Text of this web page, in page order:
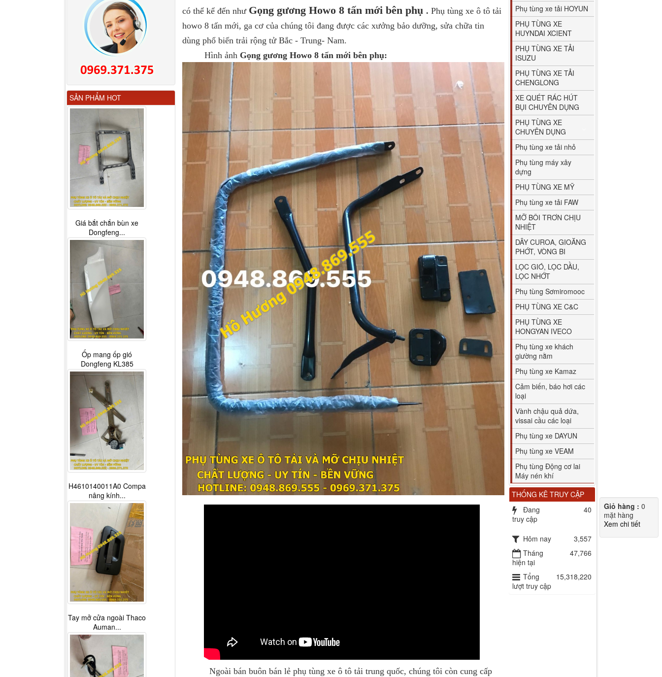
có thể kể đến như Gọng gương Howo 8 tấn mới bên phụ . Phụ tùng xe ô tô tải
howo 8 tấn mới, ga cơ của chúng tôi đang được các xưởng bảo dưỡng, sửa chữa tin
dùng phổ biến trải rộng tử Bắc - Trung- Nam.
Hình ảnh Gọng gương Howo 8 tấn mới bên phụ:
Ngoài bán buôn bán lẻ phụ tùng xe ô tô tải trung quốc, chúng tôi còn cung cấp
Phụ tùng xe tải HOYUN
PHỤ TÙNG XE
HUYNDAI XCIENT
PHỤ TÙNG XE TẢI
ISUZU
PHỤ TÙNG XE TẢI
CHENGLONG
XE QUÉT RÁC HÚT
BỤI CHUYÊN DỤNG
PHỤ TÙNG XE
CHUYÊN DỤNG
Phụ tùng xe tải nhỏ
Phụ tùng máy xây
dựng
PHỤ TÙNG XE MỸ
Phụ tùng xe tải FAW
MỠ BÔI TRƠN CHỊU
NHIỆT
DÂY CUROA, GIOĂNG
PHỚT, VÒNG BI
LỌC GIÓ, LỌC DẦU,
LỌC NHỚT
Phụ tùng Sơmiromooc
PHỤ TÙNG XE C&C
PHỤ TÙNG XE
HONGYAN IVECO
Phụ tùng xe khách
giường nằm
Phụ tùng xe Kamaz
Cảm biến, báo hơi các
loại
Vành chậu quả dứa,
vissai cầu các loại
Phụ tùng xe DAYUN
Phụ tùng xe VEAM
Phụ tùng Động cơ lai
Máy nén khí
THỐNG KÊ TRUY CẬP
Đang
truy cập
40
Hôm nay
3,557
Tháng
hiện tại
47,766
Tổng
lượt truy cập
15,318,220
SẢN PHẨM HOT
Gương chiếu hậu FAW
JH6 có sấy...
Giá bắt chắn bùn xe
Dongfeng...
Ốp mang ốp gió
Dongfeng KL385
H4610140011A0 Compa
nâng kính...
Tay mở cửa ngoài Thaco
Auman...
Giỏ hàng : 0
mặt hàng
Xem chi tiết